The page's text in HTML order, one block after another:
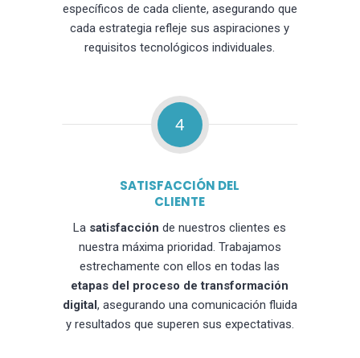
específicos de cada cliente, asegurando que
cada estrategia refleje sus aspiraciones y
requisitos tecnológicos individuales.
4
SATISFACCIÓN DEL
CLIENTE
La satisfacción de nuestros clientes es
nuestra máxima prioridad. Trabajamos
estrechamente con ellos en todas las
etapas del proceso de transformación
digital, asegurando una comunicación fluida
y resultados que superen sus expectativas.